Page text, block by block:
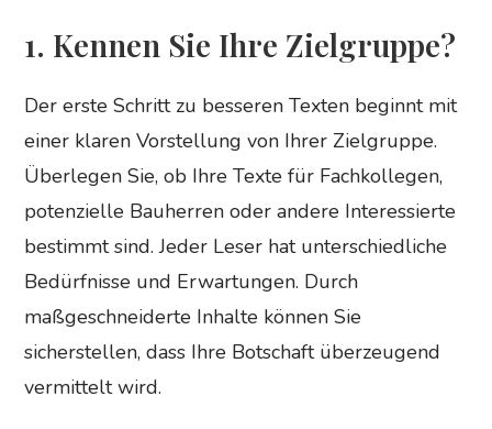
1. Kennen Sie Ihre Zielgruppe?
Der erste Schritt zu besseren Texten beginnt mit
einer klaren Vorstellung von Ihrer Zielgruppe.
Überlegen Sie, ob Ihre Texte für Fachkollegen,
potenzielle Bauherren oder andere Interessierte
bestimmt sind. Jeder Leser hat unterschiedliche
Bedürfnisse und Erwartungen. Durch
maßgeschneiderte Inhalte können Sie
sicherstellen, dass Ihre Botschaft überzeugend
vermittelt wird.